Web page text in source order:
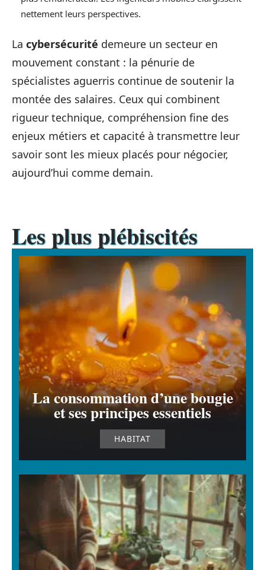
nettement leurs perspectives.
La cybersécurité demeure un secteur en
mouvement constant : la pénurie de
spécialistes aguerris continue de soutenir la
montée des salaires. Ceux qui combinent
rigueur technique, compréhension fine des
enjeux métiers et capacité à transmettre leur
savoir sont les mieux placés pour négocier,
aujourd’hui comme demain.
Les plus plébiscités
La consommation d’une bougie
et ses principes essentiels
HABITAT